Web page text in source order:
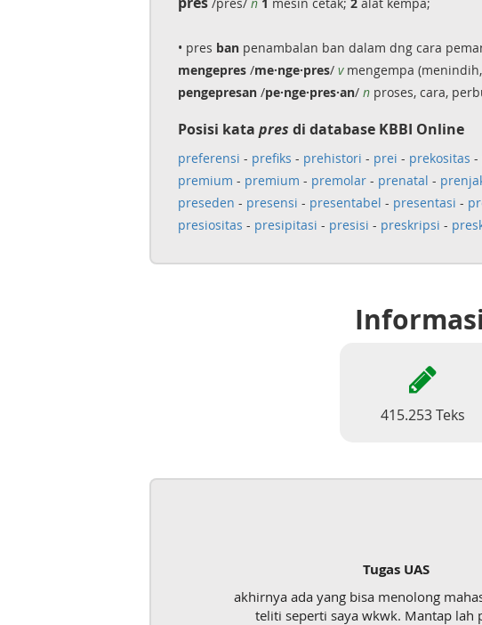
• pres banpenambalan ban dalam dng cara
mengepres/me·nge·pres/ vmengempa
pengepresan/pe·nge·pres·an/ nproses, cara,
Posisi kata pres di database KBBI Online
preferensi - prefiks - prehistori - prei - prekositas -
premium - premium - premolar- prenatal -
preseden - presensi - presentabel - presentasi -
presiositas - presipitasi - presisi - preskripsi -
415.253 Teks
Tugas UAS
akhirnya ada yang bisa menolong
teliti seperti saya wkwk. Mantap lah